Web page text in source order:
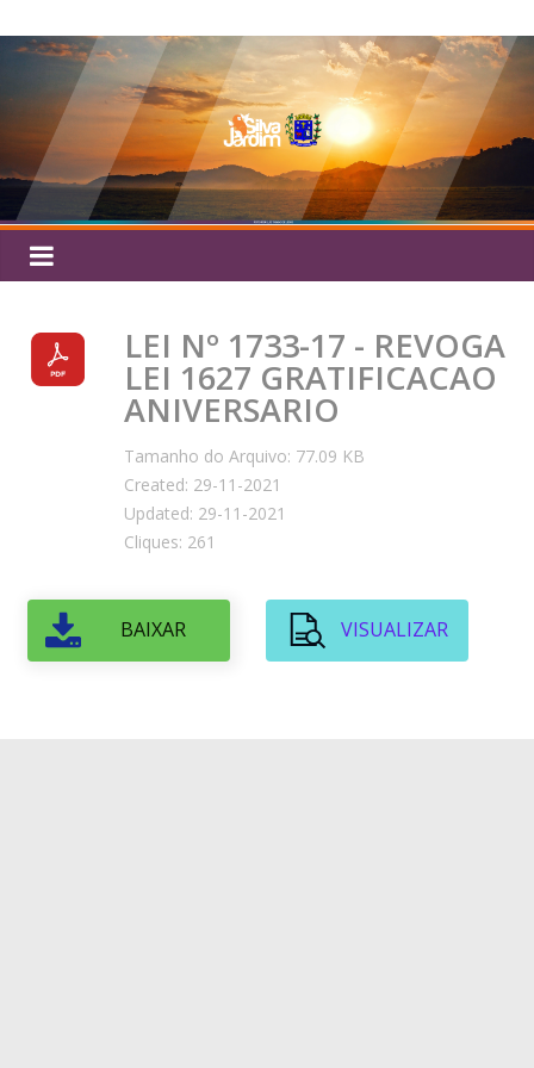
para
conteúdo
Silva
Jardim
LEI Nº 1733-17 - REVOGA
LEI 1627 GRATIFICACAO
ANIVERSARIO
Tamanho do Arquivo: 77.09 KB
Created: 29-11-2021
Updated: 29-11-2021
Cliques: 261
BAIXAR VISUALIZAR